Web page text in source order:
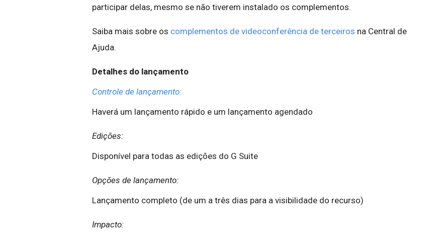
participar delas, mesmo se não tiverem instalado os complementos.
Saiba mais sobre os complementos de videoconferência de terceiros na Central de
Ajuda.
Detalhes do lançamento
Controle de lançamento:
Haverá um lançamento rápido e um lançamento agendado
Edições:
Disponível para todas as edições do G Suite
Opções de lançamento:
Lançamento completo (de um a três dias para a visibilidade do recurso)
Impacto: